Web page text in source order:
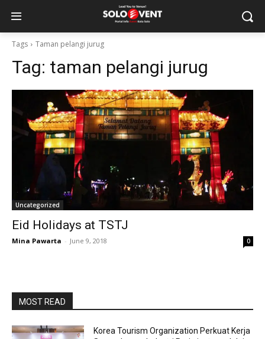
Tags Taman pelangi jurug
Tag: taman pelangi jurug
Uncategorized
Eid Holidays at TSTJ
Mina Pawarta - June 9, 2018 0
MOST READ
Korea Tourism Organization Perkuat Kerja